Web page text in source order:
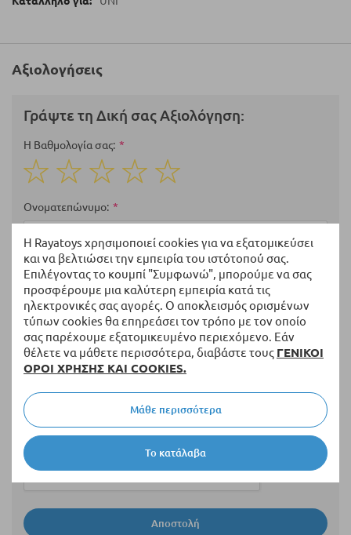
Η Rayatoys χρησιμοποιεί cookies για να εξατομικεύσει
και να βελτιώσει την εμπειρία του ιστότοπού σας.
Επιλέγοντας το κουμπί "Συμφωνώ", μπορούμε να σας
προσφέρουμε μια καλύτερη εμπειρία κατά τις
ηλεκτρονικές σας αγορές. Ο αποκλεισμός ορισμένων
τύπων cookies θα επηρεάσει τον τρόπο με τον οποίο
σας παρέχουμε εξατομικευμένο περιεχόμενο. Εάν
θέλετε να μάθετε περισσότερα, διαβάστε τους ΓΕΝΙΚΟΙ
ΟΡΟΙ ΧΡΗΣΗΣ ΚΑΙ COOKIES.
Το κατάλαβα
Μάθε περισσότερα
Αξιολογήσεις
Γράψτε τη Δική σας Αξιολόγηση:
Η Βαθμολογία σας
star
stars
stars
stars
stars
Ονοματεπώνυμο
Περίληψη
Αξιολόγηση
Αποστολή